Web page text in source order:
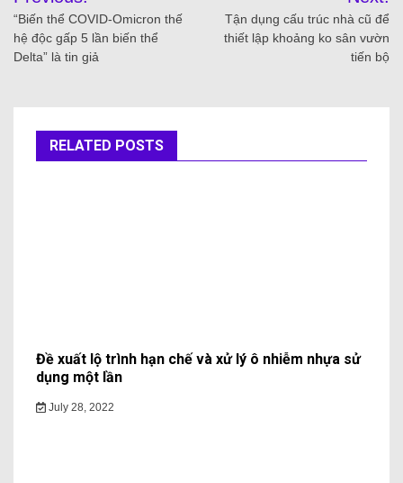
“Biến thể COVID-Omicron thế
hệ độc gấp 5 lần biến thể
Delta” là tin giả
Tận dụng cấu trúc nhà cũ để
thiết lập khoảng ko sân vườn
tiến bộ
RELATED POSTS
Đề xuất lộ trình hạn chế và xử lý ô nhiễm nhựa sử
dụng một lần
July 28, 2022